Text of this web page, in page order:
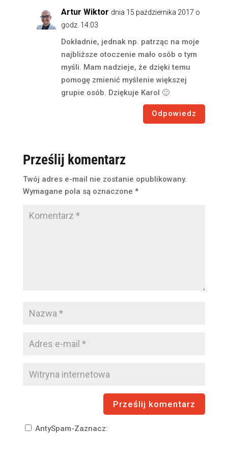
Artur Wiktor dnia 15 października 2017 o
godz. 14:03
Dokładnie, jednak np. patrząc na moje
najbliższe otoczenie mało osób o tym
myśli. Mam nadzieje, że dzięki temu
pomogę zmienić myślenie większej
grupie osób. Dziękuje Karol 🙂
Odpowiedz
Prześlij komentarz
Twój adres e-mail nie zostanie opublikowany.
Wymagane pola są oznaczone *
AntySpam-Zaznacz: